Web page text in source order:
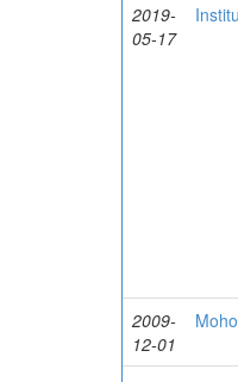
2019-
05-17
2009-
12-01